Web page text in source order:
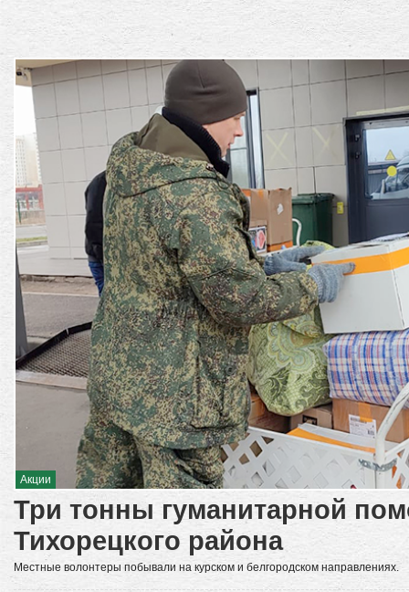
Акции
Три тонны гуманитарной
Тихорецкого района
Местные волонтеры побывали на курском и белгородском направлениях.